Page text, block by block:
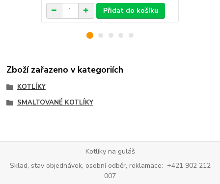
Přidat do košíku
Zboží zařazeno v kategoriích
KOTLÍKY
SMALTOVANÉ KOTLÍKY
Kotlíky na guláš
Sklad, stav objednávek, osobní odběr, reklamace: +421 902 212
007